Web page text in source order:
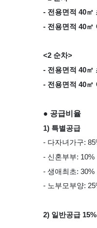
- 전용면적 40㎡
- 전용면적 40㎡
<2 순차>
- 전용면적 40㎡
- 전용면적 40㎡
● 공급비율
1) 특별공급
- 다자녀가구:
- 신혼부부: 10%
- 생애최초: 30%
- 노부모부양:
2) 일반공급 15%